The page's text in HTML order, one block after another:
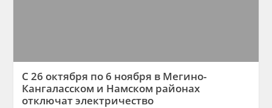
С 26 октября по 6 ноября в Мегино-
Кангаласском и Намском районах
отключат электричество